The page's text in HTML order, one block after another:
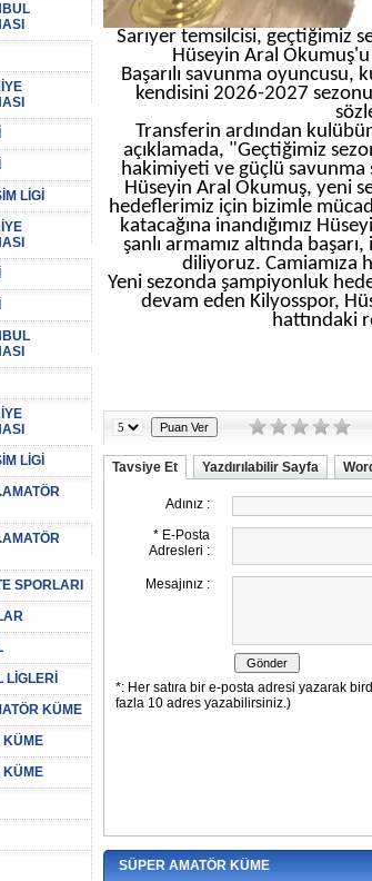
LİGİ
LİGİ
SPORLARI
LİGLERİ
KÜME
KÜME
KÜME
Sarıyer temsilcisi, geçtiğimiz
Hüseyin Aral Okumuş'u
Başarılı savunma
kendisini 2026-2027
Transferin ardından
açıklamada, "Geçtiğimiz
hakimiyeti ve güçlü savunma
Hüseyin Aral Okumuş, yeni
hedeflerimiz için bizimle
katacağına inandığımız
şanlı armamız altında
diliyoruz. Camiamıza
Yeni sezonda şampiyonluk
devam eden Kilyosspor,
hattındaki
Tavsiye Et Yazdırılabilir Sayfa
SÜPER AMATÖR KÜME